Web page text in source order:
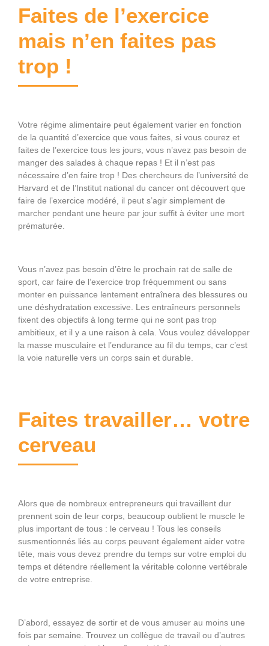
Faites de l’exercice
mais n’en faites pas
trop !
Votre régime alimentaire peut également varier en fonction
de la quantité d’exercice que vous faites, si vous courez et
faites de l’exercice tous les jours, vous n’avez pas besoin de
manger des salades à chaque repas ! Et il n’est pas
nécessaire d’en faire trop ! Des chercheurs de l’université de
Harvard et de l’Institut national du cancer ont découvert que
faire de l’exercice modéré, il peut s’agir simplement de
marcher pendant une heure par jour suffit à éviter une mort
prématurée.
Vous n’avez pas besoin d’être le prochain rat de salle de
sport, car faire de l’exercice trop fréquemment ou sans
monter en puissance lentement entraînera des blessures ou
une déshydratation excessive. Les entraîneurs personnels
fixent des objectifs à long terme qui ne sont pas trop
ambitieux, et il y a une raison à cela. Vous voulez développer
la masse musculaire et l’endurance au fil du temps, car c’est
la voie naturelle vers un corps sain et durable.
Faites travailler… votre
cerveau
Alors que de nombreux entrepreneurs qui travaillent dur
prennent soin de leur corps, beaucoup oublient le muscle le
plus important de tous : le cerveau ! Tous les conseils
susmentionnés liés au corps peuvent également aider votre
tête, mais vous devez prendre du temps sur votre emploi du
temps et détendre réellement la véritable colonne vertébrale
de votre entreprise.
D’abord, essayez de sortir et de vous amuser au moins une
fois par semaine. Trouvez un collègue de travail ou d’autres